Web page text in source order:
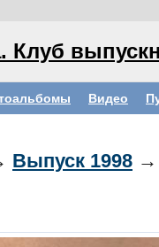
Клуб
Видео
Выпуск 1998 →